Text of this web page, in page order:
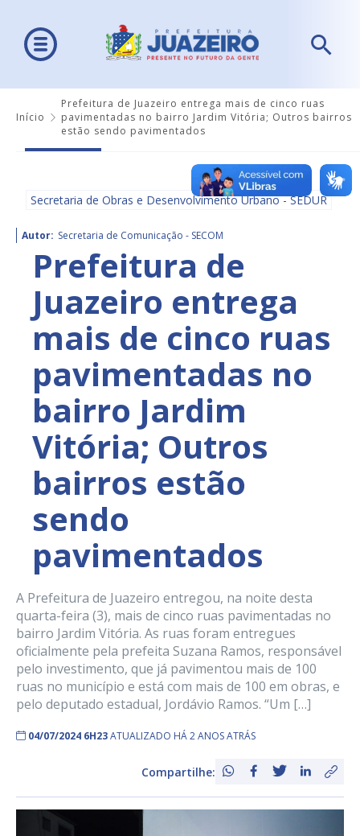
Início
Prefeitura de Juazeiro entrega mais de cinco ruas
pavimentadas no bairro Jardim Vitória; Outros bairros
estão sendo pavimentados
Secretaria de Obras e Desenvolvimento Urbano - SEDUR
Autor: Secretaria de Comunicação - SECOM
Prefeitura de
Juazeiro entrega
mais de cinco ruas
pavimentadas no
bairro Jardim
Vitória; Outros
bairros estão
sendo
pavimentados
A Prefeitura de Juazeiro entregou, na noite desta
quarta-feira (3), mais de cinco ruas pavimentadas no
bairro Jardim Vitória. As ruas foram entregues
oficialmente pela prefeita Suzana Ramos, responsável
pelo investimento, que já pavimentou mais de 100
ruas no município e está com mais de 100 em obras, e
pelo deputado estadual, Jordávio Ramos. “Um […]
04/07/2024 6H23ATUALIZADO HÁ 2 ANOS ATRÁS
Compartilhe: